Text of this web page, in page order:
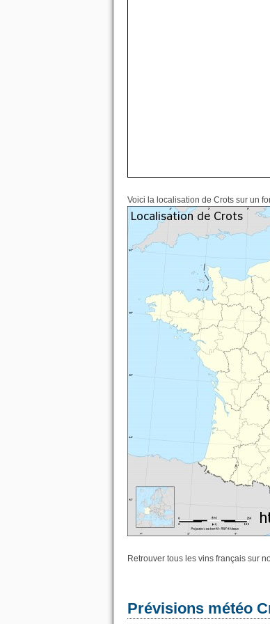
Voici la localisation de Crots sur un
Retrouver tous les vins français sur
Prévisions météo